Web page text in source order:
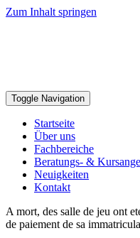
Zum Inhalt springen
Toggle Navigation
Startseite
Über uns
Fachbereiche
Beratungs- &
Neuigkeiten
Kontakt
A mort, des salle de jeu ont
de paiement de sa